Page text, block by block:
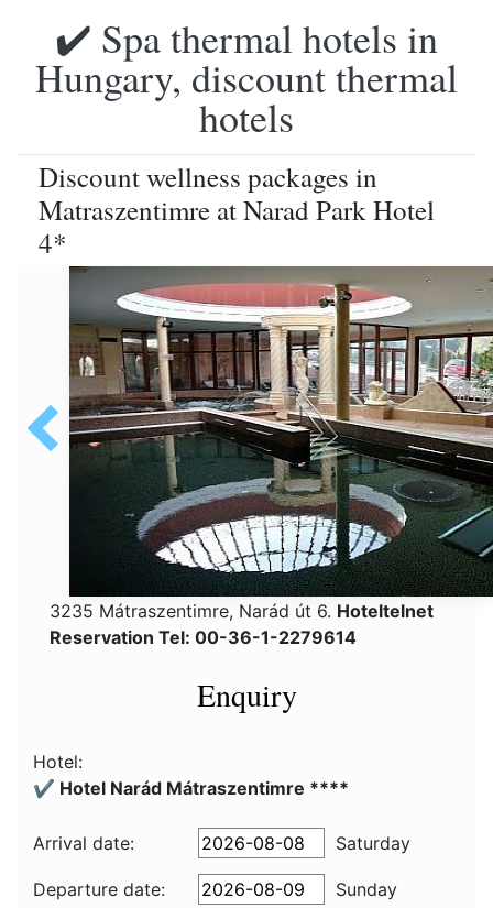
✔️ Spa thermal hotels in
Hungary, discount thermal
hotels
Discount wellness packages in
Matraszentimre at Narad Park Hotel
4*
3235 Mátraszentimre, Narád út 6. Hoteltelnet
Reservation Tel: 00-36-1-2279614
Enquiry
Hotel:
✔️ Hotel Narád Mátraszentimre ****
Arrival date: Saturday
Departure date:
Sunday